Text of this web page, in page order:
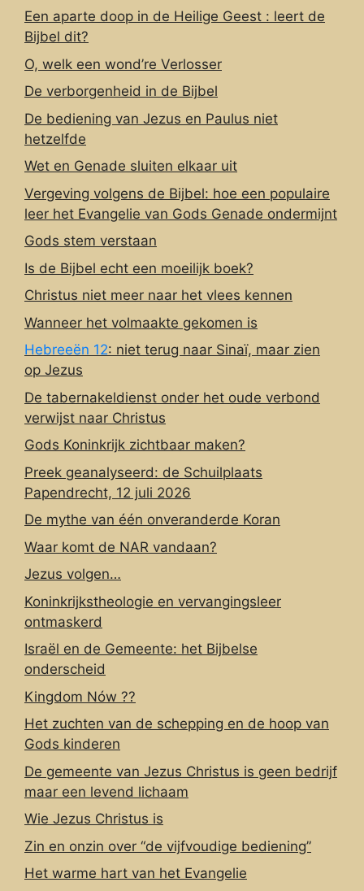
Een aparte doop in de Heilige Geest : leert de
Bijbel dit?
O, welk een wond’re Verlosser
De verborgenheid in de Bijbel
De bediening van Jezus en Paulus niet
hetzelfde
Wet en Genade sluiten elkaar uit
Vergeving volgens de Bijbel: hoe een populaire
leer het Evangelie van Gods Genade ondermijnt
Gods stem verstaan
Is de Bijbel echt een moeilijk boek?
Christus niet meer naar het vlees kennen
Wanneer het volmaakte gekomen is
Hebreeën 12: niet terug naar Sinaï, maar zien
op Jezus
De tabernakeldienst onder het oude verbond
verwijst naar Christus
Gods Koninkrijk zichtbaar maken?
Preek geanalyseerd: de Schuilplaats
Papendrecht, 12 juli 2026
De mythe van één onveranderde Koran
Waar komt de NAR vandaan?
Jezus volgen…
Koninkrijkstheologie en vervangingsleer
ontmaskerd
Israël en de Gemeente: het Bijbelse
onderscheid
Kingdom Nów ??
Het zuchten van de schepping en de hoop van
Gods kinderen
De gemeente van Jezus Christus is geen bedrijf
maar een levend lichaam
Wie Jezus Christus is
Zin en onzin over “de vijfvoudige bediening”
Het warme hart van het Evangelie